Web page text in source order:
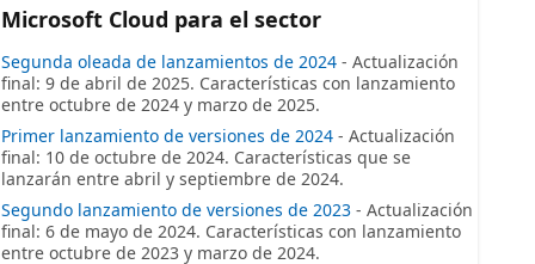
Microsoft Cloud para el sector
Segunda oleada de lanzamientos de 2024 - Actualización
final: 9 de abril de 2025. Características con lanzamiento
entre octubre de 2024 y marzo de 2025.
Primer lanzamiento de versiones de 2024 - Actualización
final: 10 de octubre de 2024. Características que se
lanzarán entre abril y septiembre de 2024.
Segundo lanzamiento de versiones de 2023 - Actualización
final: 6 de mayo de 2024. Características con lanzamiento
entre octubre de 2023 y marzo de 2024.